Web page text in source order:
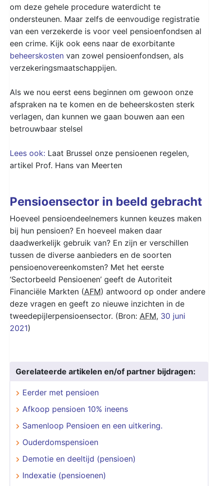
om deze gehele procedure waterdicht te
ondersteunen. Maar zelfs de eenvoudige registratie
van een verzekerde is voor veel pensioenfondsen al
een crime. Kijk ook eens naar de exorbitante
beheerskosten van zowel pensioenfondsen, als
verzekeringsmaatschappijen.
Als we nou eerst eens beginnen om gewoon onze
afspraken na te komen en de beheerskosten sterk
verlagen, dan kunnen we gaan bouwen aan een
betrouwbaar stelsel
Lees ook: Laat Brussel onze pensioenen regelen,
artikel Prof. Hans van Meerten
Pensioensector in beeld gebracht
Hoeveel pensioendeelnemers kunnen keuzes maken
bij hun pensioen? En hoeveel maken daar
daadwerkelijk gebruik van? En zijn er verschillen
tussen de diverse aanbieders en de soorten
pensioenovereenkomsten? Met het eerste
‘Sectorbeeld Pensioenen’ geeft de Autoriteit
Financiële Markten (AFM) antwoord op onder andere
deze vragen en geeft zo nieuwe inzichten in de
tweedepijlerpensioensector. (Bron: AFM, 30 juni
2021)
Gerelateerde artikelen en/of partner bijdragen:
Eerder met pensioen
Afkoop pensioen 10% ineens
Samenloop Pensioen en een uitkering.
Ouderdomspensioen
Demotie en deeltijd (pensioen)
Indexatie (pensioenen)